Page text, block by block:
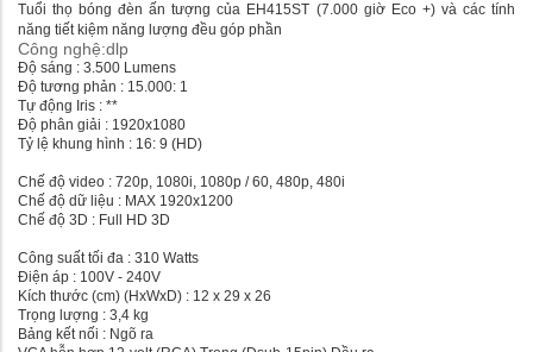
Tuổi thọ bóng đèn ấn tượng của EH415ST (7.000 giờ Eco +) và các tính
năng tiết kiệm năng lượng đều góp phần
Công nghệ:dlp
Độ sáng : 3.500 Lumens
Độ tương phản : 15.000: 1
Tự động Iris : **
Độ phân giải : 1920x1080
Tỷ lệ khung hình : 16: 9 (HD)
Chế độ video : 720p, 1080i, 1080p / 60, 480p, 480i
Chế độ dữ liệu : MAX 1920x1200
Chế độ 3D : Full HD 3D
Công suất tối đa : 310 Watts
Điện áp : 100V - 240V
Kích thước (cm) (HxWxD) : 12 x 29 x 26
Trọng lượng : 3,4 kg
Bảng kết nối : Ngõ ra